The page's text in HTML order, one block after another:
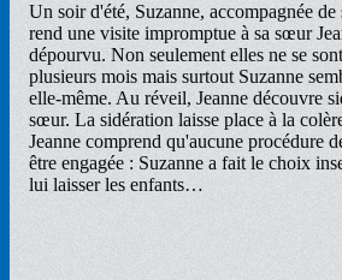
Un soir d'été, Suzanne, accompagnée de
rend une visite impromptue à sa sœur
dépourvu. Non seulement elles ne se
plusieurs mois mais surtout Suzanne
elle-même. Au réveil, Jeanne découvre
sœur. La sidération laisse place à la
Jeanne comprend qu'aucune procédure
être engagée : Suzanne a fait le choix
lui laisser les enfants…